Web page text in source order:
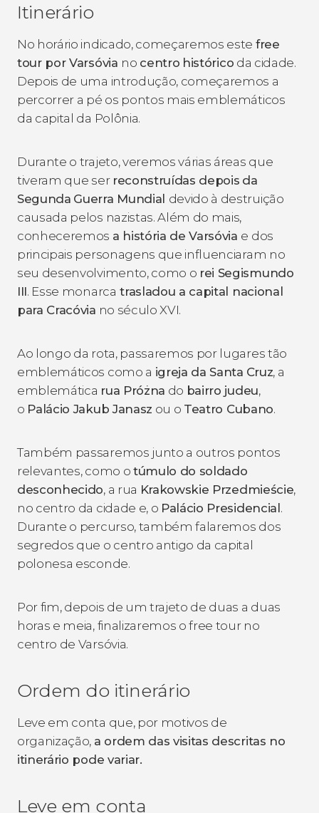
Itinerário
No horário indicado, começaremos este free
tour por Varsóvia no centro histórico da cidade.
Depois de uma introdução, começaremos a
percorrer a pé os pontos mais emblemáticos
da capital da Polônia.
Durante o trajeto, veremos várias áreas que
tiveram que ser reconstruídas depois da
Segunda Guerra Mundial devido à destruição
causada pelos nazistas. Além do mais,
conheceremos a história de Varsóvia e dos
principais personagens que influenciaram no
seu desenvolvimento, como o rei Segismundo
III. Esse monarca trasladou a capital nacional
para Cracóvia no século XVI.
Ao longo da rota, passaremos por lugares tão
emblemáticos como a igreja da Santa Cruz, a
emblemática rua Próżna do bairro judeu,
o Palácio Jakub Janasz ou o Teatro Cubano.
Também passaremos junto a outros pontos
relevantes, como o túmulo do soldado
desconhecido, a rua Krakowskie Przedmieście,
no centro da cidade e, o Palácio Presidencial.
Durante o percurso, também falaremos dos
segredos que o centro antigo da capital
polonesa esconde.
Por fim, depois de um trajeto de duas a duas
horas e meia, finalizaremos o free tour no
centro de Varsóvia.
Ordem do itinerário
Leve em conta que, por motivos de
organização, a ordem das visitas descritas no
itinerário pode variar.
Leve em conta